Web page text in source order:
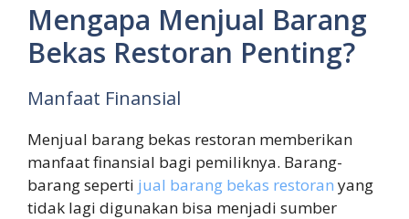
Mengapa Menjual Barang
Bekas Restoran Penting?
Manfaat Finansial
Menjual barang bekas restoran memberikan
manfaat finansial bagi pemiliknya. Barang-
barang seperti jual barang bekas restoran yang
tidak lagi digunakan bisa menjadi sumber